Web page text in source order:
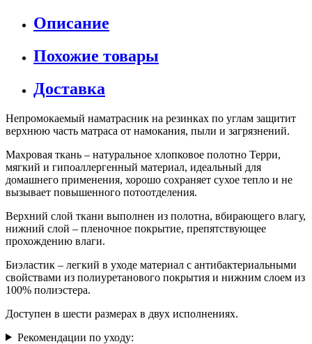
Описание
Похожие товары
Доставка
Непромокаемый наматрасник на резинках по углам защитит
верхнюю часть матраса от намокания, пыли и загрязнений.
Махровая ткань – натуральное хлопковое полотно Терри,
мягкий и гипоаллергенный материал, идеальный для
домашнего применения, хорошо сохраняет сухое тепло и не
вызывает повышенного потоотделения.
Верхний слой ткани выполнен из полотна, вбирающего влагу,
нижний слой – пленочное покрытие, препятствующее
прохождению влаги.
Биэластик – легкий в уходе материал с антибактериальными
свойствами из полиуретанового покрытия и нижним слоем из
100% полиэстера.
Доступен в шести размерах в двух исполнениях.
Рекомендации по уходу: